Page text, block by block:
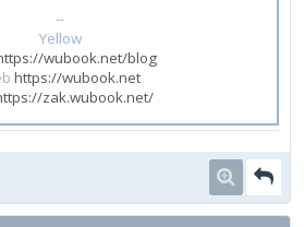
--
Yellow
wubook.net/blog
https://wubook.net
zak.wubook.net/